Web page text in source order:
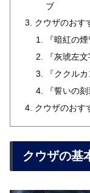
ブ
クウザのおす
『暗紅の煙
『灰琥左文
『ククル
『誓いの刻
クウザのおす
クウザの基